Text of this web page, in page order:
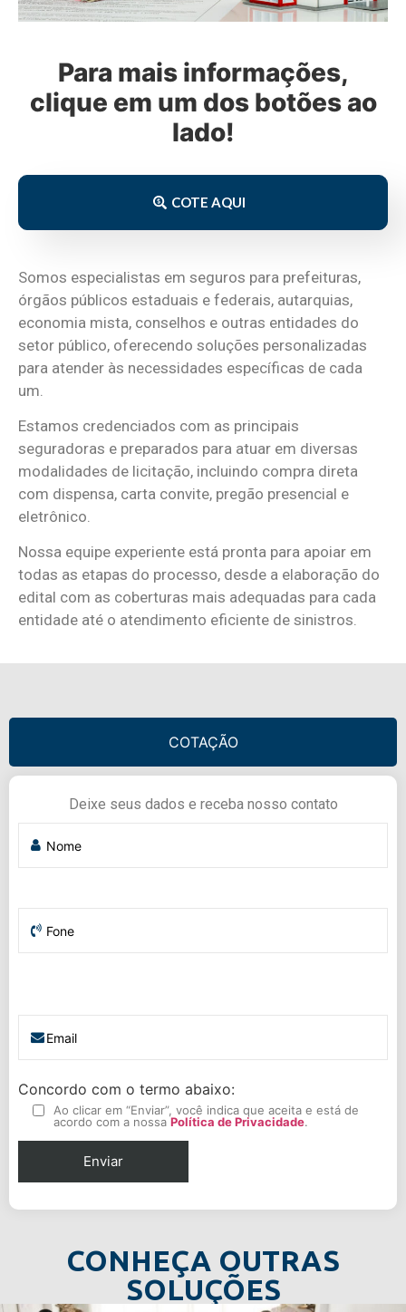
Para mais informações,
clique em um dos botões ao
lado!
COTE AQUI
Somos especialistas em seguros para prefeituras,
órgãos públicos estaduais e federais, autarquias,
economia mista, conselhos e outras entidades do
setor público, oferecendo soluções personalizadas
para atender às necessidades específicas de cada
um.
Estamos credenciados com as principais
seguradoras e preparados para atuar em diversas
modalidades de licitação, incluindo compra direta
com dispensa, carta convite, pregão presencial e
eletrônico.
Nossa equipe experiente está pronta para apoiar em
todas as etapas do processo, desde a elaboração do
edital com as coberturas mais adequadas para cada
entidade até o atendimento eficiente de sinistros.
COTAÇÃO
Deixe seus dados e receba nosso contato
Concordo com o termo abaixo:
Ao clicar em “Enviar”, você indica que aceita e está de
acordo com a nossaPolítica de Privacidade.
CONHEÇA OUTRAS
SOLUÇÕES